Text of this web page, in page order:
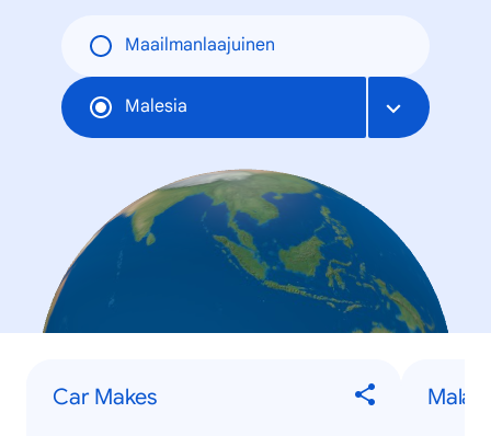
Maailmanlaajuinen
Malesia
Car Makes